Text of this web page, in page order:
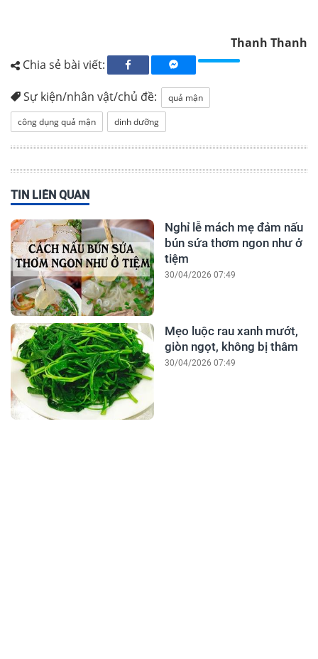
Thanh Thanh
Chia sẻ bài viết:
Sự kiện/nhân vật/chủ đề:
quả mận
công dụng quả mận
dinh dưỡng
TIN LIÊN QUAN
Nghỉ lễ mách mẹ đảm nấu
bún sứa thơm ngon như ở
tiệm
30/04/2026 07:49
Mẹo luộc rau xanh mướt,
giòn ngọt, không bị thâm
30/04/2026 07:49